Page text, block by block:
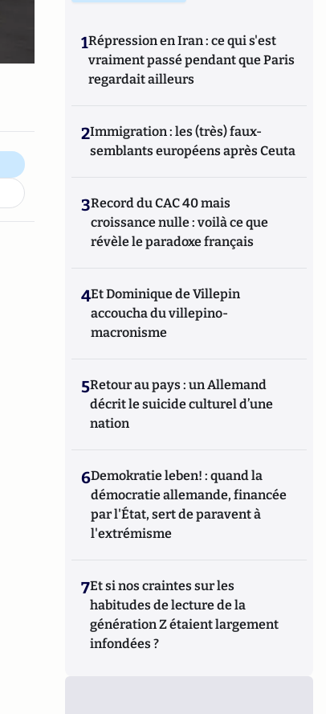
1Répression en Iran : ce qui s'est
vraiment passé pendant que Paris
regardait ailleurs
2Immigration : les (très) faux-
semblants européens après Ceuta
3Record du CAC 40 mais
croissance nulle : voilà ce que
révèle le paradoxe français
4Et Dominique de Villepin
accoucha du villepino-
macronisme
5Retour au pays : un Allemand
décrit le suicide culturel d’une
nation
6Demokratie leben! : quand la
démocratie allemande, financée
par l'État, sert de paravent à
l'extrémisme
7Et si nos craintes sur les
habitudes de lecture de la
génération Z étaient largement
infondées ?